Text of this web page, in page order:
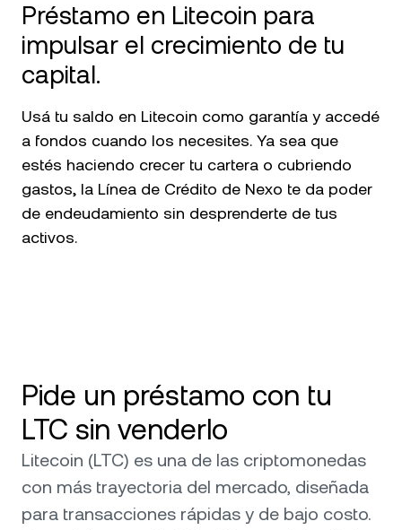
Préstamo en Litecoin para
impulsar el crecimiento de tu
capital.
Usá tu saldo en Litecoin como garantía y accedé
a fondos cuando los necesites. Ya sea que
estés haciendo crecer tu cartera o cubriendo
gastos, la Línea de Crédito de Nexo te da poder
de endeudamiento sin desprenderte de tus
activos.
Pide un préstamo con tu
LTC sin venderlo
Litecoin (LTC) es una de las criptomonedas
con más trayectoria del mercado, diseñada
para transacciones rápidas y de bajo costo.